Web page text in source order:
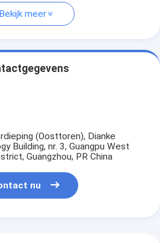
Bekijk meer
(Oosttoren), Dianke
Building, nr. 3, Guangpu West
Guangzhou, PR China
nu